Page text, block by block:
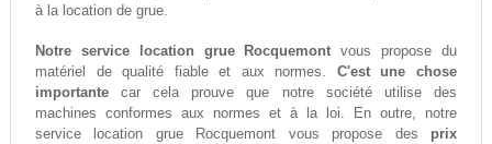
à la location de grue.
Notre service location grue Rocquemont vous propose du
matériel de qualité fiable et aux normes. C'est une chose
importantecar cela prouve que notre société utilise des
machines conformes aux normes et à la loi. En outre, notre
service location grue Rocquemont vous propose des prix